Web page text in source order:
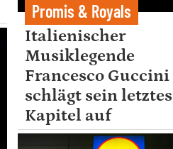
Promis & Royals
Italienischer
Musiklegende
Francesco Guccini
schlägt sein letztes
Kapitel auf